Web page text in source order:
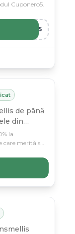
Cuponero5.
RO5
de până
din
la
care merită să
martie.